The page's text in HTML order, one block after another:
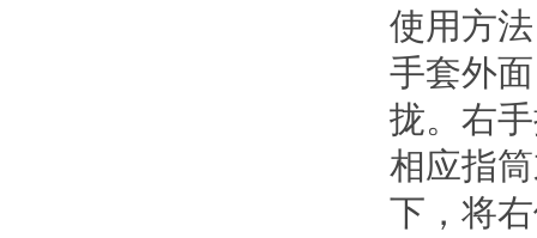
使用方
手套外
拢。右
相应指
下，将